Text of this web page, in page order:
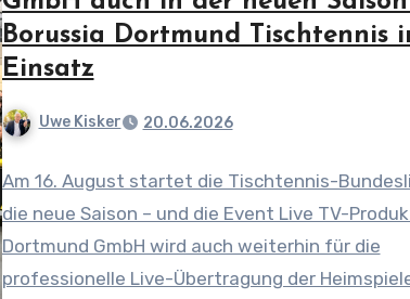
Borussia Dortmund Tischtennis
Einsatz
Uwe Kisker 20.06.2026
Am 16. August startet die Tischtennis-
die neue Saison – und die Event Live TV-
Dortmund GmbH wird auch weiterhin für die
professionelle Live-Übertragung der